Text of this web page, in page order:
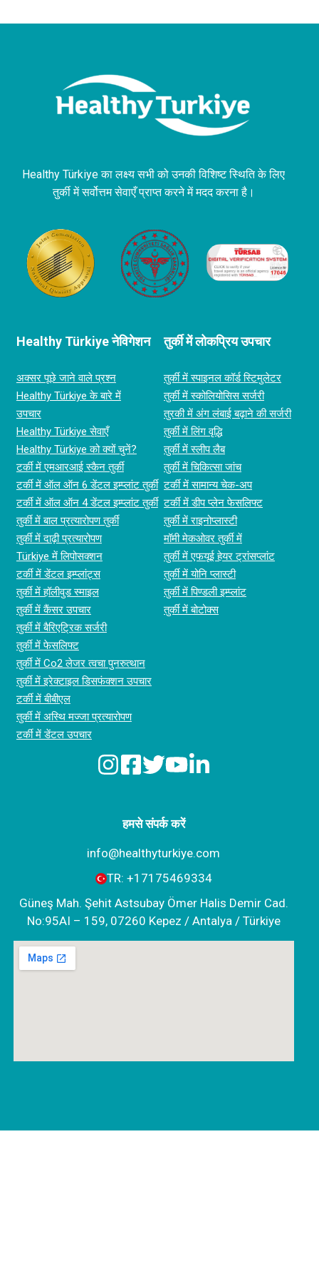
Healthy Türkiye का लक्ष्य सभी को उनकी विशिष्ट स्थिति के लिए
तुर्की में सर्वोत्तम सेवाएँ प्राप्त करने में मदद करना है।
Healthy Türkiye नेविगेशन
अक्सर पूछे जाने वाले प्रश्न
Healthy Türkiye के बारे में
उपचार
Healthy Türkiye सेवाएँ
Healthy Türkiye को क्यों चुनें?
टर्की में एमआरआई स्कैन तुर्की
टर्की में ऑल ऑन 6 डेंटल इम्प्लांट तुर्की
टर्की में ऑल ऑन 4 डेंटल इम्प्लांट तुर्की
तुर्की में बाल प्रत्यारोपण तुर्की
तुर्की में दाढ़ी प्रत्यारोपण
Türkiye में लिपोसक्शन
टर्की में डेंटल इम्प्लांट्स
तुर्की में हॉलीवुड स्माइल
तुर्की में कैंसर उपचार
तुर्की में बैरिएट्रिक सर्जरी
तुर्की में फेसलिफ्ट
तुर्की में Co2 लेजर त्वचा पुनरुत्थान
तुर्की में इरेक्टाइल डिसफंक्शन उपचार
टर्की में बीबीएल
तुर्की में अस्थि मज्जा प्रत्यारोपण
टर्की में डेंटल उपचार
तुर्की में लोकप्रिय उपचार
तुर्की में स्पाइनल कॉर्ड स्‍टिमुलेटर
तुर्की में स्कोलियोसिस सर्जरी
तुरकी में अंग लंबाई बढ़ाने की सर्जरी
तुर्की में लिंग वृद्धि
तुर्की में स्लीप लैब
तुर्की में चिकित्सा जांच
टर्की में सामान्य चेक-अप
टर्की में डीप प्लेन फेसलिफ्ट
तुर्की में राइनोप्लास्टी
मॉमी मेकओवर तुर्की में
तुर्की में एफयूई हेयर ट्रांसप्लांट
तुर्की में योनि प्लास्टी
तुर्की में पिण्डली इम्प्लांट
तुर्की में बोटोक्स
हमसे संपर्क करें
info@healthyturkiye.com
TR: +‪17175469334‬
Güneş Mah. Şehit Astsubay Ömer Halis Demir Cad.
No:95AI – 159, 07260 Kepez / Antalya / Türkiye